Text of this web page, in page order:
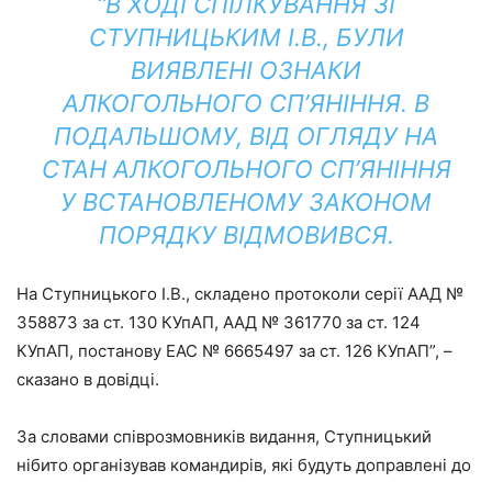
СТУПНИЦЬКИМ І.В., БУЛИ
ВИЯВЛЕНІ ОЗНАКИ
АЛКОГОЛЬНОГО СП’ЯНІННЯ. В
ПОДАЛЬШОМУ, ВІД ОГЛЯДУ НА
СТАН АЛКОГОЛЬНОГО СП’ЯНІННЯ
У ВСТАНОВЛЕНОМУ ЗАКОНОМ
ПОРЯДКУ ВІДМОВИВСЯ.
На Ступницького І.В., складено протоколи серії ААД №
358873 за ст. 130 КУпАП, ААД № 361770 за ст. 124
КУпАП, постанову ЕАС № 6665497 за ст. 126 КУпАП”, –
сказано в довідці.
За словами співрозмовників видання, Ступницький
нібито організував командирів, які будуть доправлені до